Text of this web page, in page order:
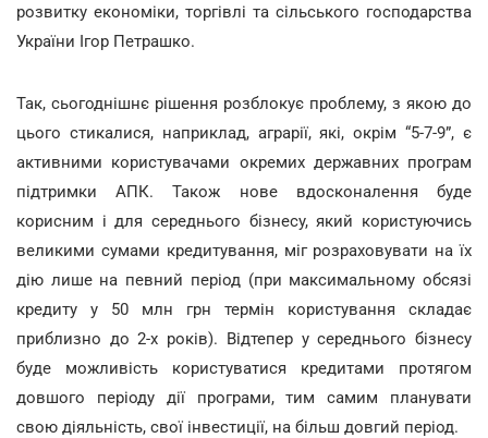
розвитку економіки, торгівлі та сільського господарства
України Ігор Петрашко.
Так, сьогоднішнє рішення розблокує проблему, з якою до
цього стикалися, наприклад, аграрії, які, окрім “5-7-9”, є
активними користувачами окремих державних програм
підтримки АПК. Також нове вдосконалення буде
корисним і для середнього бізнесу, який користуючись
великими сумами кредитування, міг розраховувати на їх
дію лише на певний період (при максимальному обсязі
кредиту у 50 млн грн термін користування складає
приблизно до 2-х років). Відтепер у середнього бізнесу
буде можливість користуватися кредитами протягом
довшого періоду дії програми, тим самим планувати
свою діяльність, свої інвестиції, на більш довгий період.